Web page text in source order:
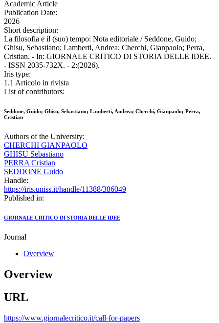
Academic Article
Publication Date:
2026
Short description:
La filosofia e il (suo) tempo: Nota editoriale / Seddone, Guido;
Ghisu, Sebastiano; Lamberti, Andrea; Cherchi, Gianpaolo; Perra,
Cristian. - In: GIORNALE CRITICO DI STORIA DELLE IDEE.
- ISSN 2035-732X. - 2:(2026).
Iris type:
1.1 Articolo in rivista
List of contributors:
Seddone, Guido; Ghisu, Sebastiano; Lamberti, Andrea; Cherchi, Gianpaolo; Perra,
Cristian
Authors of the University:
CHERCHI GIANPAOLO
GHISU Sebastiano
PERRA Cristian
SEDDONE Guido
Handle:
https://iris.uniss.it/handle/11388/386049
Published in:
GIORNALE CRITICO DI STORIA DELLE IDEE
Journal
Overview
Overview
URL
https://www.giornalecritico.it/call-for-papers